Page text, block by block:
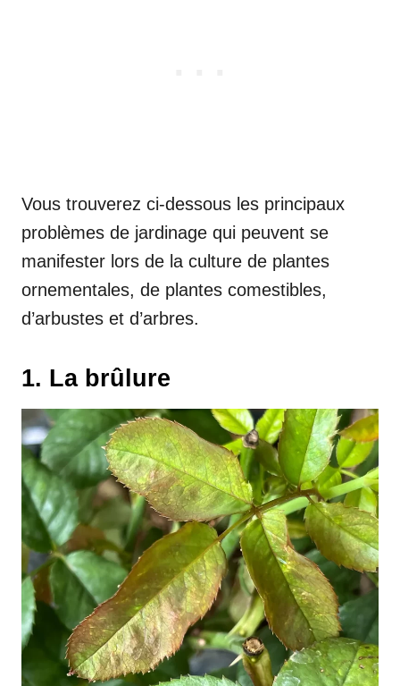
Vous trouverez ci-dessous les principaux
problèmes de jardinage qui peuvent se
manifester lors de la culture de plantes
ornementales, de plantes comestibles,
d’arbustes et d’arbres.
1. La brûlure